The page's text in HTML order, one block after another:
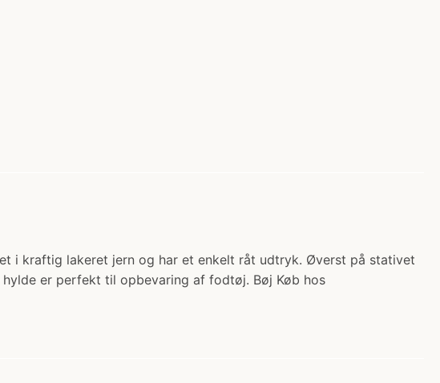
i kraftig lakeret jern og har et enkelt råt udtryk. Øverst på stativet
er perfekt til opbevaring af fodtøj. Bøj Køb hos